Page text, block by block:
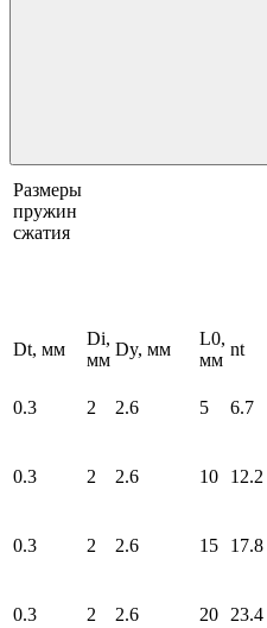
Размеры
пружин
сжатия
Dt, мм
Di,
мм
Dy, мм
L0,
мм
nt
0.3 2 2.6 5 6.7
0.3 2 2.6 10 12.2
0.3 2 2.6 15 17.8
0.3 2 2.6 20 23.4